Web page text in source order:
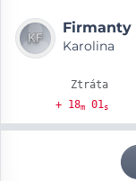
Firmanty
Karolina
Ztráta
+ 18m01s